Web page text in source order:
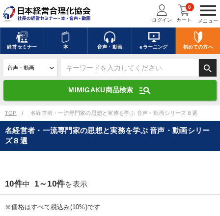
menu
メニュー
ログイン カート
0
経営セミナー 本 音声・動画 eラーニング 初めての方へ
search
MIMIGAKU商品検索 manage_search
キーワードを入力して探す
デジタル版対応のみ検索結果に表示する
search 上記の条件で検索
mic 講演収録物を探す
カテゴリー
TOP 名経営者・一流専門家の思想と実務を学ぶ 音声・動画シリーズ８選
名経営者・一流専門家の思想と実務を学ぶ 音声・動画シリー
ズ８選
10件中 1～10件を表示
※価格はすべて税込み(10%)です